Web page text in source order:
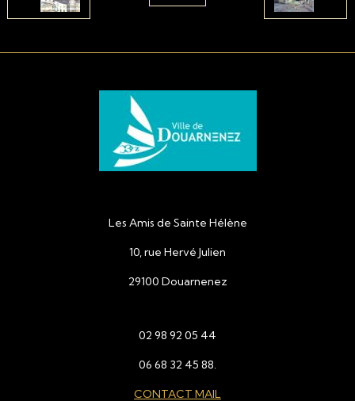
Les Amis de Sainte Hélène
10, rue Hervé Julien
29100 Douarnenez
02 98 92 05 44
06 68 32 45 88.
CONTACT MAIL